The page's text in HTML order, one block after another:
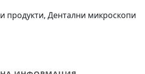
продукти, Дентални микроскопи